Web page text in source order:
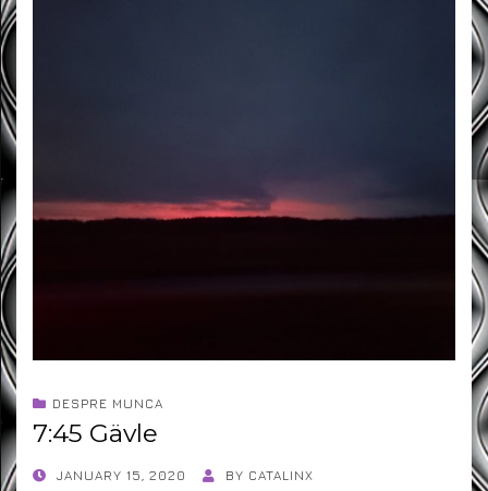
DESPRE MUNCA
7:45 Gävle
POSTED
JANUARY 15, 2020 BY CATALINX